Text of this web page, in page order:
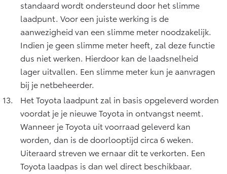
standaard wordt ondersteund door het slimme
laadpunt. Voor een juiste werking is de
aanwezigheid van een slimme meter noodzakelijk.
Indien je geen slimme meter heeft, zal deze functie
dus niet werken. Hierdoor kan de laadsnelheid
lager uitvallen. Een slimme meter kun je aanvragen
bij je netbeheerder.
Het Toyota laadpunt zal in basis opgeleverd worden
voordat je je nieuwe Toyota in ontvangst neemt.
Wanneer je Toyota uit voorraad geleverd kan
worden, dan is de doorlooptijd circa 6 weken.
Uiteraard streven we ernaar dit te verkorten. Een
Toyota laadpas is dan wel direct beschikbaar.